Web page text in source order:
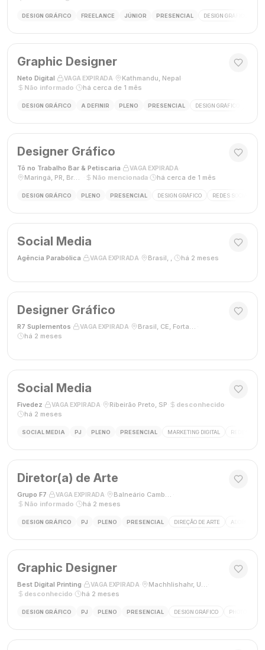
DESIGN GRÁFICO FREELANCE JÚNIOR PRESENCIAL DESIGN GRÁFICO
Graphic Designer
Neto Digital VAGA EXPIRADA Kathmandu, Nepal
Não informado
há cerca de 1 mês
DESIGN GRÁFICO A DEFINIR PLENO PRESENCIAL DESIGN GRÁFICO
Designer Gráfico
Tô no Trabalho Bar & Petiscaria VAGA EXPIRADA
Maringá, PR, Brasil
Não mencionada há cerca de 1 mês
DESIGN GRÁFICO PLENO PRESENCIAL DESIGN GRÁFICO REDES SOCIAIS
Social Media
Agência Parabólica VAGA EXPIRADA Brasil, , há 2 meses
Designer Gráfico
R7 Suplementos VAGA EXPIRADA Brasil, CE, Fortaleza
há 2 meses
Social Media
Fivedez VAGA EXPIRADA Ribeirão Preto, SP desconhecido
há 2 meses
SOCIAL MEDIA PJ PLENO PRESENCIAL MARKETING DIGITAL REDES
Diretor(a) de Arte
Grupo F7 VAGA EXPIRADA Balneário Camboriú, SC, Brasil
Não informado
há 2 meses
DESIGN GRÁFICO PJ PLENO PRESENCIAL DIREÇÃO DE ARTE ADOBE
Graphic Designer
Best Digital Printing VAGA EXPIRADA Machhlishahr, Uttar Pradesh, Índia
desconhecido
há 2 meses
DESIGN GRÁFICO PJ PLENO PRESENCIAL DESIGN GRÁFICO PHOTOSHOP